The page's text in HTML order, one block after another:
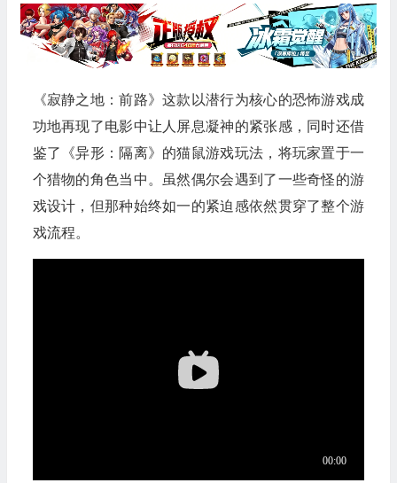
《寂静之地：前路》这款以潜行为核心的恐怖游戏成
功地再现了电影中让人屏息凝神的紧张感，同时还借
鉴了《异形：隔离》的猫鼠游戏玩法，将玩家置于一
个猎物的角色当中。虽然偶尔会遇到了一些奇怪的游
戏设计，但那种始终如一的紧迫感依然贯穿了整个游
戏流程。